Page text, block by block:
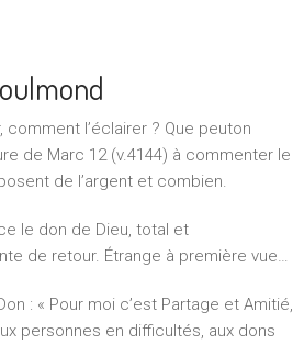
l’éclairer ? Que peut­on
de Marc 12 (v.41­44) à commenter le
de l’argent et combien.
le don de Dieu, total et
de retour. Étrange à première vue…
: « Pour moi c’est Partage et Amitié,
personnes en difficultés, aux dons